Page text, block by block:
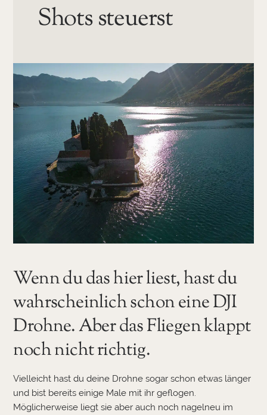
Shots steuerst
Wenn du das hier liest, hast du
wahrscheinlich schon eine DJI
Drohne. Aber das Fliegen klappt
noch nicht richtig.
Vielleicht hast du deine Drohne sogar schon etwas länger
und bist bereits einige Male mit ihr geflogen.
Möglicherweise liegt sie aber auch noch nagelneu im